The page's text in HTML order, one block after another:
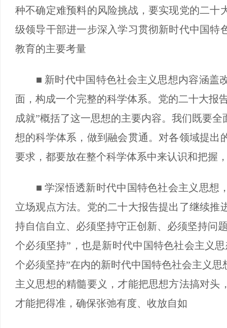
种不确定难预料的风险挑战，要实现党的二
级领导干部进一步深入学习贯彻新时代中国
教育的主要考量
■ 新时代中国特色社会主义思想内容涵盖
面，构成一个完整的科学体系。党的二十大报
成就”概括了这一思想的主要内容。我们既要
想的科学体系，做到融会贯通。对各领域提
要求，都要放在整个科学体系中来认识和把握
■ 学深悟透新时代中国特色社会主义思想
立场观点方法。党的二十大报告提出了继续
持自信自立、必须坚持守正创新、必须坚持问
个必须坚持”，也是新时代中国特色社会主义
个必须坚持”在内的新时代中国特色社会主义
主义思想的精髓要义，才能把思想方法搞对
才能把得准，确保张弛有度、收放自如